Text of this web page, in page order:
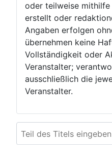
oder teilweise
erstellt oder
Angaben erfolgen
übernehmen keine
Vollständigkeit oder
Veranstalter;
ausschließlich die
Veranstalter.